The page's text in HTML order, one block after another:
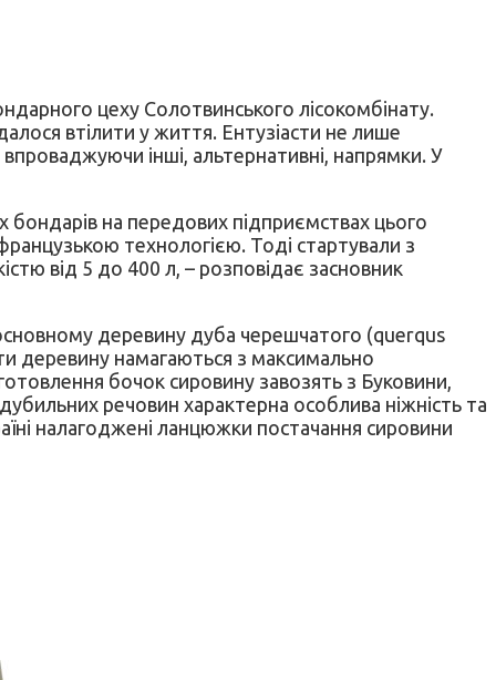
цеху Солотвинського лісокомбінату.
втілити у життя. Ентузіасти не лише
інші, альтернативні, напрямки. У
бондарів на передових підприємствах цього
технологією. Тоді стартували з
від 5 до 400 л, – розповідає засновник
деревину дуба черешчатого (querqus
деревину намагаються з максимально
бочок сировину завозять з Буковини,
речовин характерна особлива ніжність та
налагоджені ланцюжки постачання сировини